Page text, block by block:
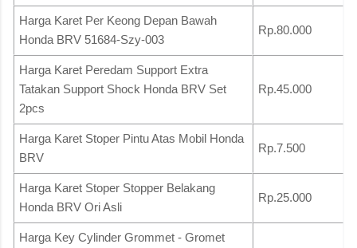
Harga Karet Per Keong Depan Bawah
Honda BRV 51684-Szy-003
Rp.80.000
Harga Karet Peredam Support Extra
Tatakan Support Shock Honda BRV Set
2pcs
Rp.45.000
Harga Karet Stoper Pintu Atas Mobil Honda
BRV
Rp.7.500
Harga Karet Stoper Stopper Belakang
Honda BRV Ori Asli
Rp.25.000
Harga Key Cylinder Grommet - Gromet